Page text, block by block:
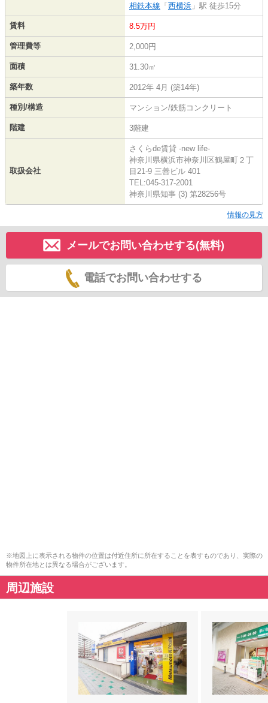
相鉄本線 「 西横浜 」駅 徒歩15分
賃料 8.5万円
管理費等 2,000円
面積 31.30㎡
築年数 2012年 4月 (築14年)
種別/構造 マンション/鉄筋コンクリート
階建 3階建
取扱会社
さくらde賃貸 -new life-
神奈川県横浜市神奈川区鶴屋町２丁
目21-9 三善ビル 401
TEL:045-317-2001
神奈川県知事 (3) 第28256号
情報の見方
メールでお問い合わせする(無料)
電話でお問い合わせする
※地図上に表示される物件の位置は付近住所に所在することを表すものであり、実際の
物件所在地とは異なる場合がございます。
周辺施設